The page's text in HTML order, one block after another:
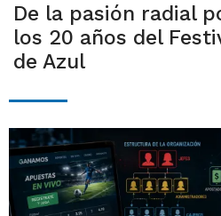
De la pasión radial
los 20 años del
de Azul